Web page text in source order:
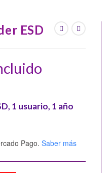
ESD
1 usuario, 1 año
Pago. Saber más